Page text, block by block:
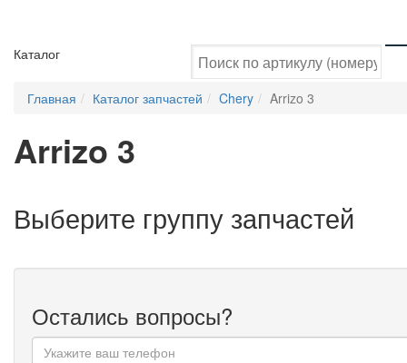
Каталог
Главная Каталог запчастей Chery Arrizo 3
Arrizo 3
Выберите группу запчастей
Остались вопросы?